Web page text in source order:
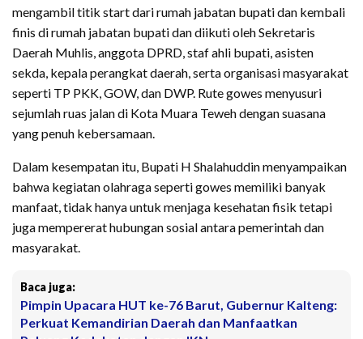
mengambil titik start dari rumah jabatan bupati dan kembali
finis di rumah jabatan bupati dan diikuti oleh Sekretaris
Daerah Muhlis, anggota DPRD, staf ahli bupati, asisten
sekda, kepala perangkat daerah, serta organisasi masyarakat
seperti TP PKK, GOW, dan DWP. Rute gowes menyusuri
sejumlah ruas jalan di Kota Muara Teweh dengan suasana
yang penuh kebersamaan.
Dalam kesempatan itu, Bupati H Shalahuddin menyampaikan
bahwa kegiatan olahraga seperti gowes memiliki banyak
manfaat, tidak hanya untuk menjaga kesehatan fisik tetapi
juga mempererat hubungan sosial antara pemerintah dan
masyarakat.
Baca juga:
Pimpin Upacara HUT ke-76 Barut, Gubernur Kalteng:
Perkuat Kemandirian Daerah dan Manfaatkan